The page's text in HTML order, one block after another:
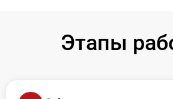
Этапы